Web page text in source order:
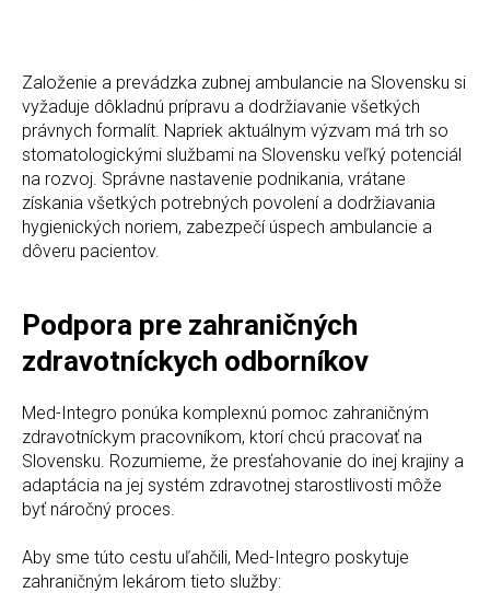
Založenie a prevádzka zubnej ambulancie na Slovensku si
vyžaduje dôkladnú prípravu a dodržiavanie všetkých
právnych formalít. Napriek aktuálnym výzvam má trh so
stomatologickými službami na Slovensku veľký potenciál
na rozvoj. Správne nastavenie podnikania, vrátane
získania všetkých potrebných povolení a dodržiavania
hygienických noriem, zabezpečí úspech ambulancie a
dôveru pacientov.
Podpora pre zahraničných
zdravotníckych odborníkov
Med-Integrо ponúka komplexnú pomoc zahraničným
zdravotníckym pracovníkom, ktorí chcú pracovať na
Slovensku. Rozumieme, že presťahovanie do inej krajiny a
adaptácia na jej systém zdravotnej starostlivosti môže
byť náročný proces.
Aby sme túto cestu uľahčili, Med-Integrо poskytuje
zahraničným lekárom tieto služby: